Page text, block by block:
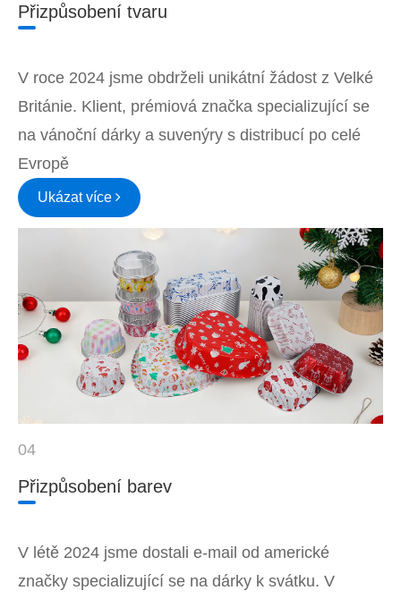
Přizpůsobení tvaru
V roce 2024 jsme obdrželi unikátní žádost z Velké
Británie. Klient, prémiová značka specializující se
na vánoční dárky a suvenýry s distribucí po celé
Evropě
Ukázat více
04
Přizpůsobení barev
V létě 2024 jsme dostali e-mail od americké
značky specializující se na dárky k svátku. V